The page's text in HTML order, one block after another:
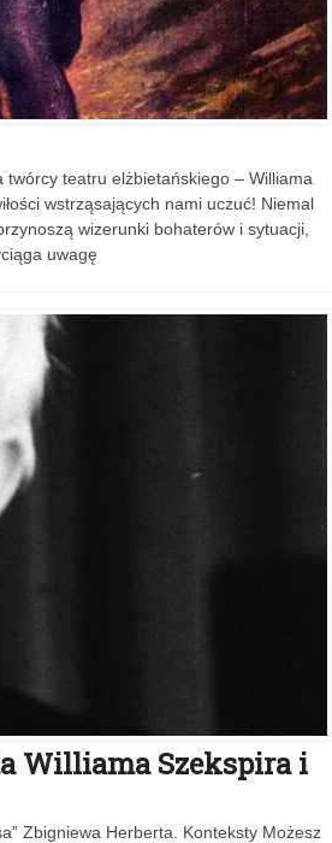
twórcy teatru elżbietańskiego – Williama
wstrząsających nami uczuć! Niemal
wizerunki bohaterów i sytuacji,
uwagę
Williama Szekspira i
Zbigniewa Herberta. Konteksty Możesz